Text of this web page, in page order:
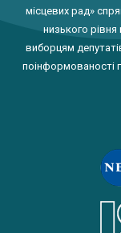
місцевих рад»
низького рівня
виборцям
поінформованості